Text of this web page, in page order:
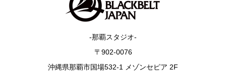
-那覇スタジオ-
〒902-0076
沖縄県那覇市国場532-1 メゾンセピア 2F